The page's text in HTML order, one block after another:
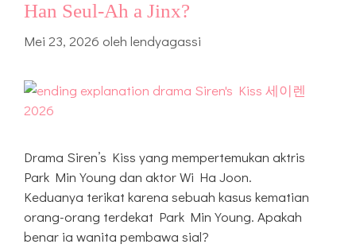
Han Seul-Ah a Jinx?
Mei 23, 2026 oleh lendyagassi
Drama Siren’s Kiss yang mempertemukan aktris
Park Min Young dan aktor Wi Ha Joon.
Keduanya terikat karena sebuah kasus kematian
orang-orang terdekat Park Min Young. Apakah
benar ia wanita pembawa sial?